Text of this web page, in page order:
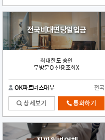
전국 비대면 당일 입금
최대한도 승인
무방문O 신용조회X
OK파트너스대부 전국
상세보기 통화하기